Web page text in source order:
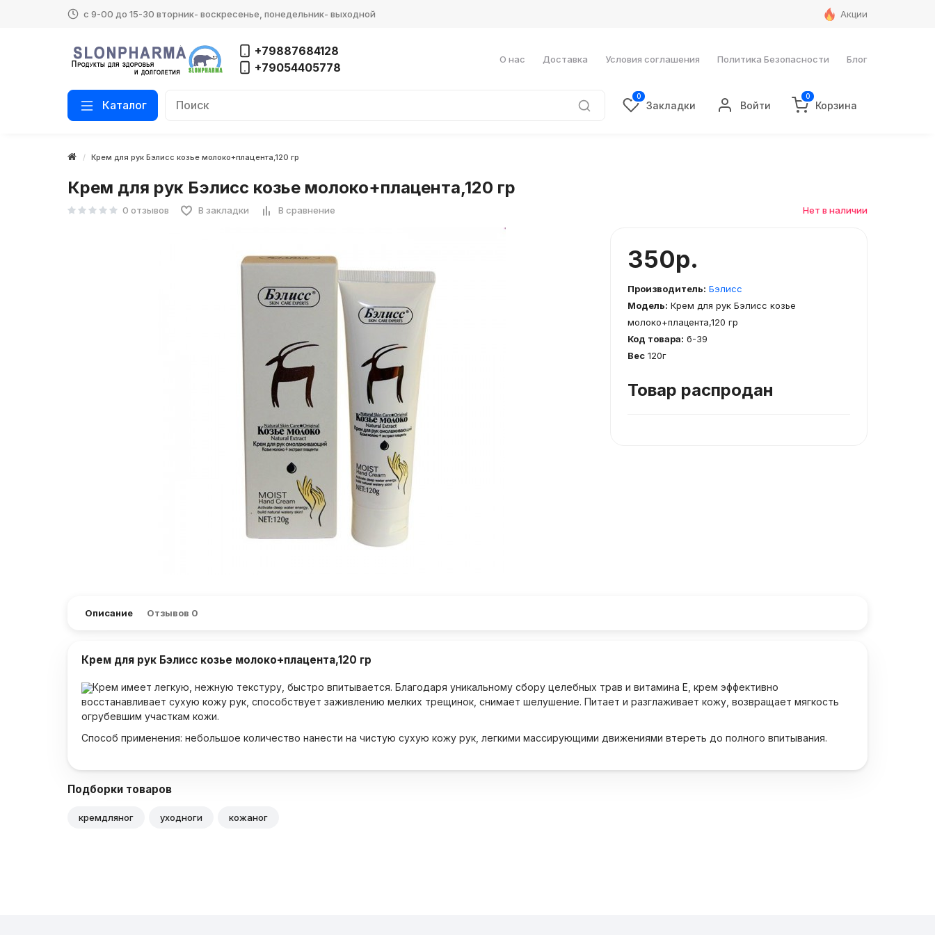
с 9-00 до 15-30 вторник- воскресенье, понедельник- выходной Акции
+79887684128
+79054405778
О нас Доставка Условия соглашения Политика Безопасности Блог
Каталог
0
Закладки Войти
0
Корзина
Крем для рук Бэлисс козье молоко+плацента,120 гр
Крем для рук Бэлисс козье молоко+плацента,120 гр
0 отзывов В закладки В сравнение Нет в наличии
350р.
Производитель: Бэлисс
Модель: Крем для рук Бэлисс козье
молоко+плацента,120 гр
Код товара: б-39
Вес 120г
Товар распродан
Описание Отзывов 0
Крем для рук Бэлисс козье молоко+плацента,120 гр
Крем имеет легкую, нежную текстуру, быстро впитывается. Благодаря уникальному сбору целебных трав и витамина Е, крем эффективно
восстанавливает сухую кожу рук, способствует заживлению мелких трещинок, снимает шелушение. Питает и разглаживает кожу, возвращает мягкость
огрубевшим участкам кожи.
Способ применения: небольшое количество нанести на чистую сухую кожу рук, легкими массирующими движениями втереть до полного впитывания.
Подборки товаров
кремдляног уходноги кожаног